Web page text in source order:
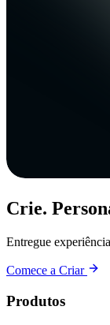
Crie.
Entregue
Comece a Criar
Produtos